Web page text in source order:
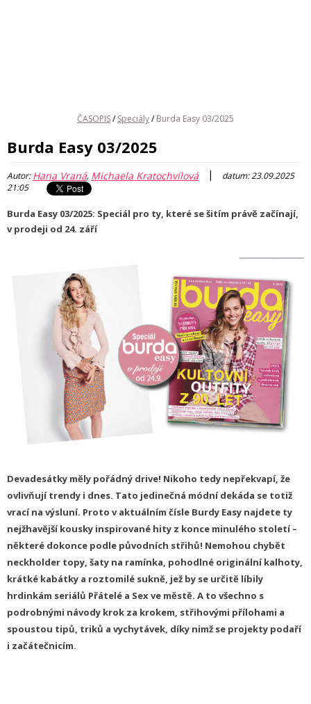
ČASOPIS/ Speciály/ Burda Easy 03/2025
Burda Easy 03/2025
Autor:Hana Vraná, Michaela Kratochvílová |
datum: 23.09.2025
21:05
Burda Easy 03/2025: Speciál pro ty, které se šitím právě začínají,
v prodeji od 24. září
Devadesátky měly pořádný drive! Nikoho tedy nepřekvapí, že
ovlivňují trendy i dnes. Tato jedinečná módní dekáda se totiž
vrací na výsluní. Proto v aktuálním čísle Burdy Easy najdete ty
nejžhavější kousky inspirované hity z konce minulého století –
některé dokonce podle původních střihů! Nemohou chybět
neckholder topy, šaty na ramínka, pohodlné originální kalhoty,
krátké kabátky a roztomilé sukně, jež by se určitě líbily
hrdinkám seriálů Přátelé a Sex ve městě. A to všechno s
podrobnými návody krok za krokem, střihovými přílohami a
spoustou tipů, triků a vychytávek, díky nimž se projekty podaří
i začátečnicím.